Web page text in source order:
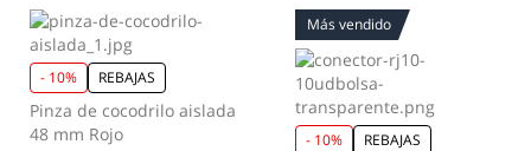
- 10% REBAJAS
Pinza de cocodrilo aislada
48 mm Rojo
Más vendido
- 10% REBAJAS